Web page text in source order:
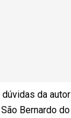
dúvidas da
Bernardo